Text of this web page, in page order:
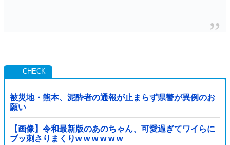
被災地・熊本、泥酔者の通報が止まらず県警が異例のお
願い
【画像】令和最新版のあのちゃん、可愛過ぎてワイらに
ブッ刺さりまくりw w w w w w